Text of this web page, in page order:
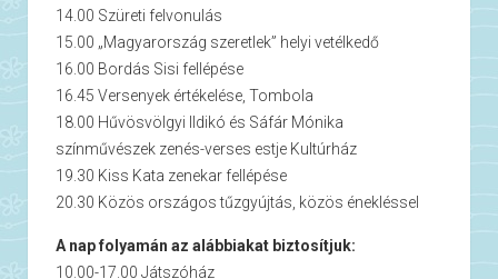
14.00 Szüreti felvonulás
15.00 „Magyarország szeretlek” helyi vetélkedő
16.00 Bordás Sisi fellépése
16.45 Versenyek értékelése, Tombola
18.00 Hűvösvölgyi Ildikó és Sáfár Mónika
színművészek zenés-verses estje Kultúrház
19.30 Kiss Kata zenekar fellépése
20.30 Közös országos tűzgyújtás, közös énekléssel
A nap folyamán az alábbiakat biztosítjuk:
10.00-17.00 Játszóház